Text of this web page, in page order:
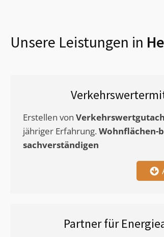
Unsere Leistungen in
Erstellen von
jähriger Erfahrung. Wohnflächen-
sachverständigen
Partner für